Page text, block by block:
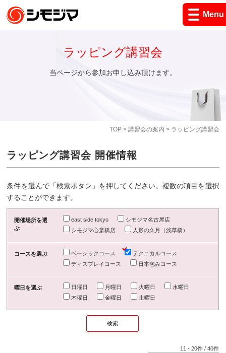
Menu
TOP> 講習会の案内 > ラッピング講習会
ラッピング講習会
当ページから参加お申し込み頂けます。
ラッピング講習会 開催情報
条件を選んで「検索ボタン」を押してください。複数の項目を選択
することができます。
開催場所を選
ぶ
east side tokyo
シモジマ名古屋店
シモジマ心斎橋店
人形の久月（浅草橋）
コースを選ぶ ベーシックコース
テクニカルコース
ディスプレイコース
日本包みコース
曜日を選ぶ 日曜日 月曜日 火曜日
水曜日
木曜日
金曜日 土曜日
11 -20件 /40件